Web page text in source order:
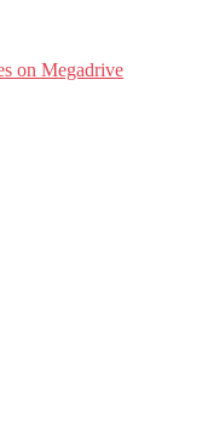
on Megadrive